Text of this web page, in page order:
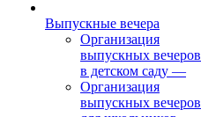
Выпускные вечера
Организация
выпускных вечеров
в детском саду —
Организация
выпускных вечеров